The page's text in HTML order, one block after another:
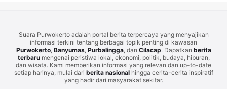
Suara Purwokerto adalah portal berita terpercaya yang menyajikan
informasi terkini tentang berbagai topik penting di kawasan
Purwokerto, Banyumas, Purbalingga, dan Cilacap. Dapatkan berita
terbarumengenai peristiwa lokal, ekonomi, politik, budaya, hiburan,
dan wisata. Kami memberikan informasi yang relevan dan up-to-date
setiap harinya, mulai dari berita nasionalhingga cerita-cerita inspiratif
yang hadir dari masyarakat sekitar.